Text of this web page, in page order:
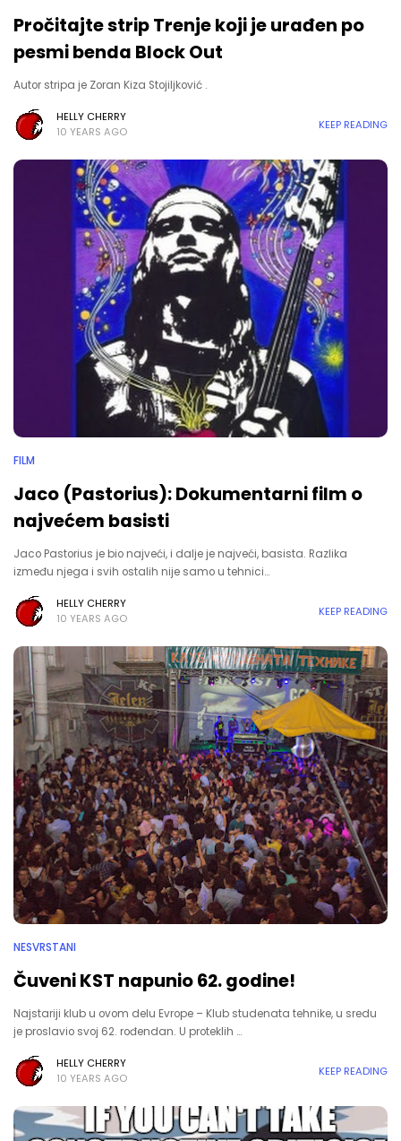
Pročitajte strip Trenje koji je urađen po
pesmi benda Block Out
Autor stripa je Zoran Kiza Stojiljković .
HELLY CHERRY
10 YEARS AGO
KEEP READING
FILM
Jaco (Pastorius): Dokumentarni film o
najvećem basisti
Jaco Pastorius je bio najveći, i dalje je najveći, basista. Razlika
između njega i svih ostalih nije samo u tehnici…
HELLY CHERRY
10 YEARS AGO
KEEP READING
NESVRSTANI
Čuveni KST napunio 62. godine!
Najstariji klub u ovom delu Evrope – Klub studenata tehnike, u sredu
je proslavio svoj 62. rođendan. U proteklih …
HELLY CHERRY
10 YEARS AGO
KEEP READING